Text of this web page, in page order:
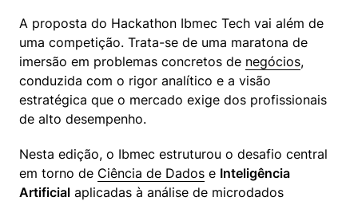
A proposta do Hackathon Ibmec Tech vai além de
uma competição. Trata-se de uma maratona de
imersão em problemas concretos de negócios,
conduzida com o rigor analítico e a visão
estratégica que o mercado exige dos profissionais
de alto desempenho.
Nesta edição, o Ibmec estruturou o desafio central
em torno de Ciência de Dados e Inteligência
Artificial aplicadas à análise de microdados